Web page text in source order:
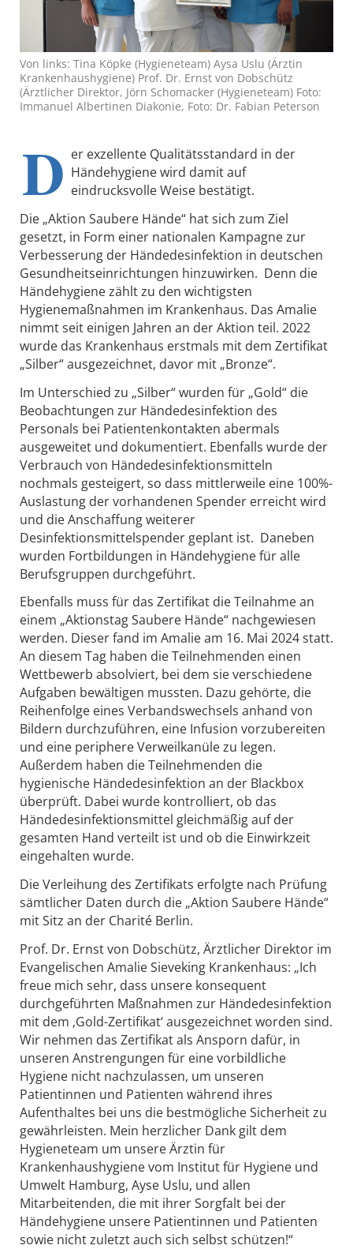
Von links: Tina Köpke (Hygieneteam) Aysa Uslu (Ärztin
Krankenhaushygiene) Prof. Dr. Ernst von Dobschütz
(Ärztlicher Direktor, Jörn Schomacker (Hygieneteam) Foto:
Immanuel Albertinen Diakonie, Foto: Dr. Fabian Peterson
D er exzellente Qualitätsstandard in der
Händehygiene wird damit auf
eindrucksvolle Weise bestätigt.
Die „Aktion Saubere Hände“ hat sich zum Ziel
gesetzt, in Form einer nationalen Kampagne zur
Verbesserung der Händedesinfektion in deutschen
Gesundheitseinrichtungen hinzuwirken. Denn die
Händehygiene zählt zu den wichtigsten
Hygienemaßnahmen im Krankenhaus. Das Amalie
nimmt seit einigen Jahren an der Aktion teil. 2022
wurde das Krankenhaus erstmals mit dem Zertifikat
„Silber“ ausgezeichnet, davor mit „Bronze“.
Im Unterschied zu „Silber“ wurden für „Gold“ die
Beobachtungen zur Händedesinfektion des
Personals bei Patientenkontakten abermals
ausgeweitet und dokumentiert. Ebenfalls wurde der
Verbrauch von Händedesinfektionsmitteln
nochmals gesteigert, so dass mittlerweile eine 100%-
Auslastung der vorhandenen Spender erreicht wird
und die Anschaffung weiterer
Desinfektionsmittelspender geplant ist. Daneben
wurden Fortbildungen in Händehygiene für alle
Berufsgruppen durchgeführt.
Ebenfalls muss für das Zertifikat die Teilnahme an
einem „Aktionstag Saubere Hände“ nachgewiesen
werden. Dieser fand im Amalie am 16. Mai 2024 statt.
An diesem Tag haben die Teilnehmenden einen
Wettbewerb absolviert, bei dem sie verschiedene
Aufgaben bewältigen mussten. Dazu gehörte, die
Reihenfolge eines Verbandswechsels anhand von
Bildern durchzuführen, eine Infusion vorzubereiten
und eine periphere Verweilkanüle zu legen.
Außerdem haben die Teilnehmenden die
hygienische Händedesinfektion an der Blackbox
überprüft. Dabei wurde kontrolliert, ob das
Händedesinfektionsmittel gleichmäßig auf der
gesamten Hand verteilt ist und ob die Einwirkzeit
eingehalten wurde.
Die Verleihung des Zertifikats erfolgte nach Prüfung
sämtlicher Daten durch die „Aktion Saubere Hände“
mit Sitz an der Charité Berlin.
Prof. Dr. Ernst von Dobschütz, Ärztlicher Direktor im
Evangelischen Amalie Sieveking Krankenhaus: „Ich
freue mich sehr, dass unsere konsequent
durchgeführten Maßnahmen zur Händedesinfektion
mit dem ‚Gold-Zertifikat‘ ausgezeichnet worden sind.
Wir nehmen das Zertifikat als Ansporn dafür, in
unseren Anstrengungen für eine vorbildliche
Hygiene nicht nachzulassen, um unseren
Patientinnen und Patienten während ihres
Aufenthaltes bei uns die bestmögliche Sicherheit zu
gewährleisten. Mein herzlicher Dank gilt dem
Hygieneteam um unsere Ärztin für
Krankenhaushygiene vom Institut für Hygiene und
Umwelt Hamburg, Ayse Uslu, und allen
Mitarbeitenden, die mit ihrer Sorgfalt bei der
Händehygiene unsere Patientinnen und Patienten
sowie nicht zuletzt auch sich selbst schützen!“